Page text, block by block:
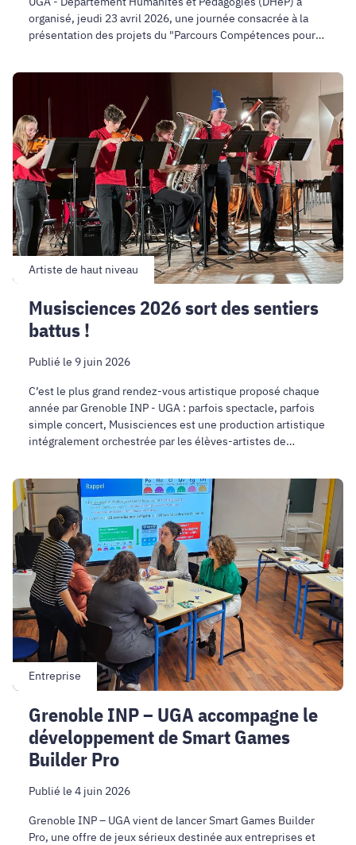
organisé, jeudi 23 avril 2026, une journée consacrée à la
présentation des projets du "Parcours Compétences pour
Musisciences
sort
des
sentiers
battus
!
Artiste de haut niveau
Musisciences 2026 sort des sentiers
battus !
Publié le 9 juin 2026
C’est le plus grand rendez-vous artistique proposé chaque
année par Grenoble INP - UGA : parfois spectacle, parfois
simple concert, Musisciences est une production artistique
intégralement orchestrée par les élèves-artistes de
Grenoble
INP
UGA
accompagne
développement
de
Smart
Games
Builder
Pro
Entreprise
Grenoble INP – UGA accompagne le
développement de Smart Games
Builder Pro
Publié le 4 juin 2026
Grenoble INP – UGA vient de lancer Smart Games Builder
Pro, une offre de jeux sérieux destinée aux entreprises et